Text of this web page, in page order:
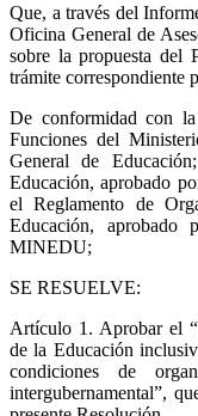
Que, a través del
Oficina General de
sobre la propuesta del
trámite correspondiente
De conformidad con
Funciones del
General de
Educación, aprobado
el Reglamento de
Educación, aprobado
MINEDU;
SE RESUELVE:
Artículo 1. Aprobar el
de la Educación
condiciones de
intergubernamental”,